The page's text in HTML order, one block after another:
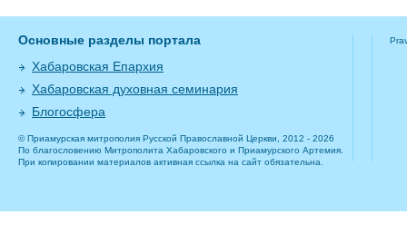
Основные разделы портала
Хабаровская Епархия
Хабаровская духовная семинария
Блогосфера
© Приамурская митрополия Русской Православной Церкви, 2012 - 2026
По благословению Митрополита Хабаровского и Приамурского Артемия.
При копировании материалов активная ссылка на сайт обязательна.